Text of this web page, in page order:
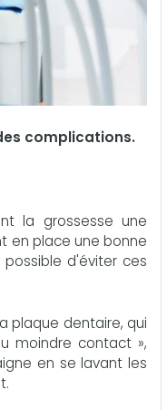
complications.
la grossesse une
en place une bonne
d'éviter ces
plaque dentaire, qui
moindre contact »,
en se lavant les